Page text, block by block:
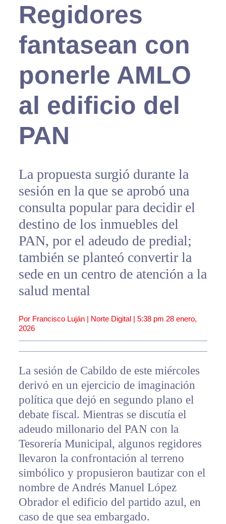
Regidores
fantasean con
ponerle AMLO
al edificio del
PAN
La propuesta surgió durante la
sesión en la que se aprobó una
consulta popular para decidir el
destino de los inmuebles del
PAN, por el adeudo de predial;
también se planteó convertir la
sede en un centro de atención a la
salud mental
Por Francisco Luján | Norte Digital | 5:38 pm 28 enero,
2026
La sesión de Cabildo de este miércoles
derivó en un ejercicio de imaginación
política que dejó en segundo plano el
debate fiscal. Mientras se discutía el
adeudo millonario del PAN con la
Tesorería Municipal, algunos regidores
llevaron la confrontación al terreno
simbólico y propusieron bautizar con el
nombre de Andrés Manuel López
Obrador el edificio del partido azul, en
caso de que sea embargado.